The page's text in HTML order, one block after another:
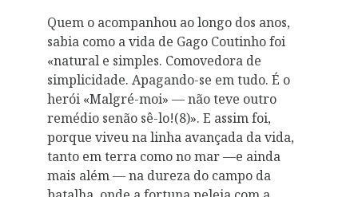
Quem o acompanhou ao longo dos anos,
sabia como a vida de Gago Coutinho foi
«natural e simples. Comovedora de
simplicidade. Apagando-se em tudo. É o
herói «Malgré-moi» — não teve outro
remédio senão sê-lo!(8)». E assim foi,
porque viveu na linha avançada da vida,
tanto em terra como no mar —e ainda
mais além — na dureza do campo da